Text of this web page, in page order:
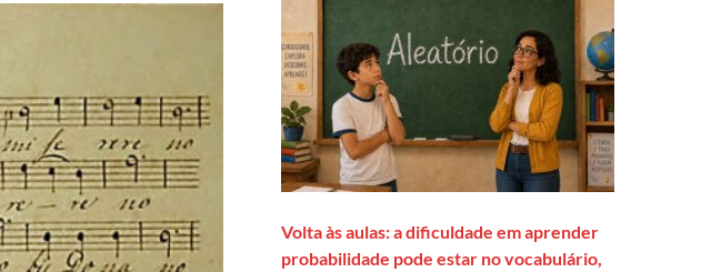
Volta às aulas: a dificuldade em aprender
probabilidade pode estar no vocabulário,